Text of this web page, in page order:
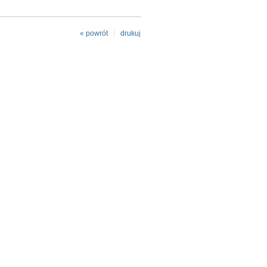
drukuj
« powrót